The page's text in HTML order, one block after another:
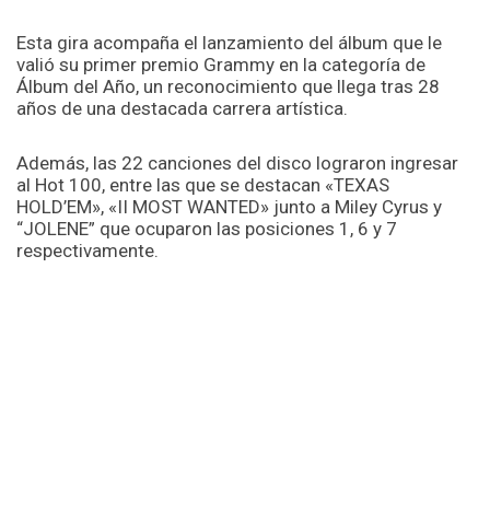
Esta gira acompaña el lanzamiento del álbum que le
valió su primer premio Grammy en la categoría de
Álbum del Año, un reconocimiento que llega tras 28
años de una destacada carrera artística.
Además, las 22 canciones del disco lograron ingresar
al Hot 100, entre las que se destacan «TEXAS
HOLD’EM», «II MOST WANTED» junto a Miley Cyrus y
“JOLENE” que ocuparon las posiciones 1, 6 y 7
respectivamente.